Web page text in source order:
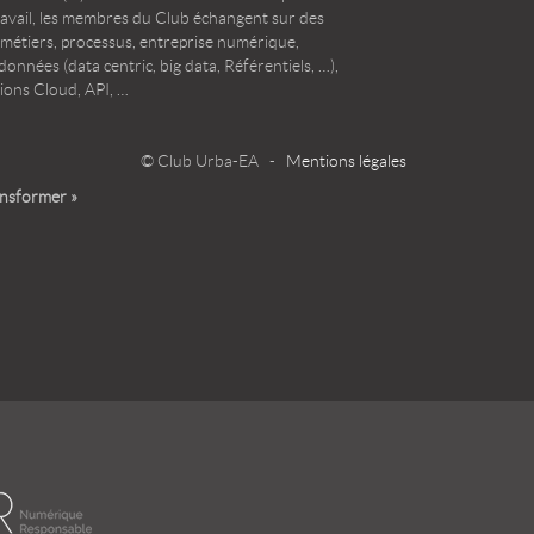
les membres du Club échangent sur des
processus, entreprise numérique,
(data centric, big data, Référentiels, …),
Cloud, API, …
© Club Urba-EA - Mentions légales
»